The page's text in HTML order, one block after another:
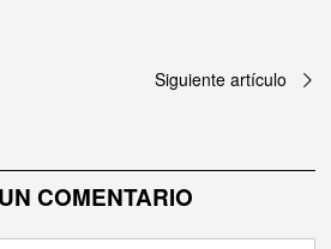
Siguiente artículo
COMENTARIO